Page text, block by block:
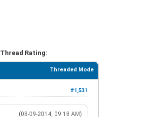
Thread Rating:
Threaded Mode
#1,531
(08-09-2014, 09:18 AM)